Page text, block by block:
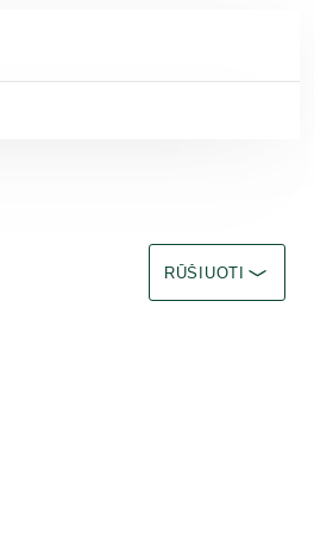
RŪŠIUOTI
5 žvaigždučių įvertino 0 klientų